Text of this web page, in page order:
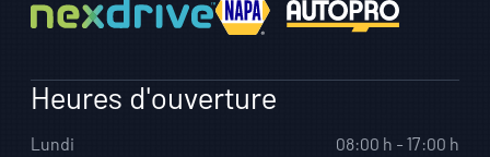
Heures d'ouverture
Lundi
08:00 h - 17:00 h